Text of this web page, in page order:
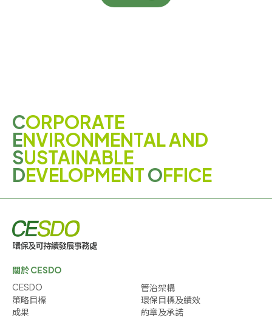
CORPORATE
ENVIRONMENTAL AND
SUSTAINABLE
DEVELOPMENTOFFICE
關於 CESDO
CESDO
管治架構
策略目標
環保目標及績效
成果
約章及承諾